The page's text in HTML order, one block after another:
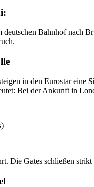
Bahnhof nach
in den Eurostar eine
Bei der Ankunft in
Die Gates schließen